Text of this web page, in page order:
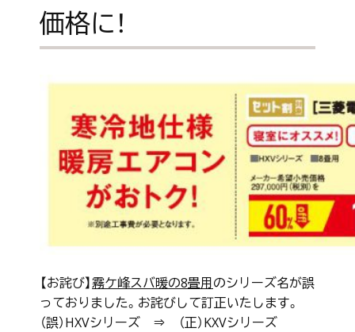
価格に！
【お詫び】霧ケ峰スバ暖の8畳用のシリーズ名が誤
っておりました。お詫びして訂正いたします。
（誤）HXVシリーズ ⇒ （正）KXVシリーズ